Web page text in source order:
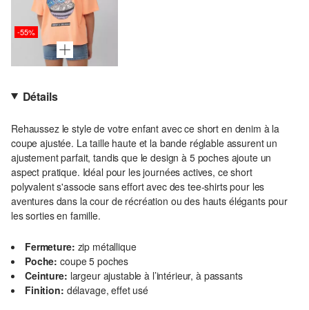
-55%
Détails
Rehaussez le style de votre enfant avec ce short en denim à la
coupe ajustée. La taille haute et la bande réglable assurent un
ajustement parfait, tandis que le design à 5 poches ajoute un
aspect pratique. Idéal pour les journées actives, ce short
polyvalent s'associe sans effort avec des tee-shirts pour les
aventures dans la cour de récréation ou des hauts élégants pour
les sorties en famille.
Fermeture: zip métallique
Poche: coupe 5 poches
Ceinture: largeur ajustable à l’intérieur, à passants
Finition: délavage, effet usé